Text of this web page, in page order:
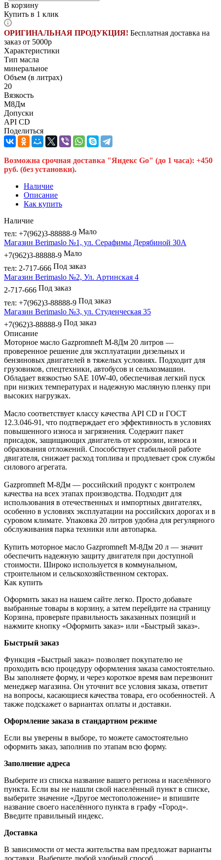
В корзину
Купить в 1 клик
ОРИГИНАЛЬНАЯ ПРОДУКЦИЯ! Бесплатная доставка на
заказ от 5000р
Характеристики
Тип масла
минеральное
Объем (в литрах)
20
Вязкость
М8Дм
Допуски
API CD
Поделиться
Возможна срочная доставка "Яндекс Go" (до 1 часа): +450
руб. (без установки).
Наличие
Описание
Как купить
Наличие
тел: +7(962)3-88888-9 Мало
Магазин Berimaslo №1, ул. Серафимы Дерябиной 30А
+7(962)3-88888-9 Мало
тел: 2-717-666 Под заказ
Магазин Berimaslo №2, Ул. Артинская 4
2-717-666 Под заказ
тел: +7(962)3-88888-9 Под заказ
Магазин Berimaslo №3, ул. Студенческая 35
+7(962)3-88888-9 Под заказ
Описание
Моторное масло Gazpromneft М-8Дм 20 литров —
проверенное решение для эксплуатации дизельных и
бензиновых двигателей в тяжелых условиях. Подходит для
грузовиков, спецтехники, автобусов и сельхозмашин.
Обладает вязкостью SAE 10W-40, обеспечивая легкий пуск
при низких температурах и надежную масляную пленку при
высоких нагрузках.
Масло соответствует классу качества API CD и ГОСТ
12.3.046-91, что подтверждает его эффективность в условиях
повышенного износа и загрязнения. Содержит пакет
присадок, защищающих двигатель от коррозии, износа и
образования отложений. Способствует стабильной работе
двигателя, снижает расход топлива и продлевает срок службы
силового агрегата.
Gazpromneft М-8Дм — российский продукт с контролем
качества на всех этапах производства. Подходит для
использования в отечественных и импортных двигателях,
особенно в условиях эксплуатации на российских дорогах и в
суровом климате. Упаковка 20 литров удобна для регулярного
обслуживания парка техники или автопарка.
Купить моторное масло Gazpromneft М-8Дм 20 л — значит
обеспечить надежную защиту двигателя при доступной
стоимости. Широко используется в коммунальном,
строительном и сельскохозяйственном секторах.
Как купить
Оформить заказ на нашем сайте легко. Просто добавьте
выбранные товары в корзину, а затем перейдите на страницу
Корзина, проверьте правильность заказанных позиций и
нажмите кнопку «Оформить заказ» или «Быстрый заказ».
Быстрый заказ
Функция «Быстрый заказ» позволяет покупателю не
проходить всю процедуру оформления заказа самостоятельно.
Вы заполняете форму, и через короткое время вам перезвонит
менеджер магазина. Он уточнит все условия заказа, ответит
на вопросы, касающиеся качества товара, его особенностей. А
также подскажет о вариантах оплаты и доставки.
Оформление заказа в стандартном режиме
Если вы уверены в выборе, то можете самостоятельно
оформить заказ, заполнив по этапам всю форму.
Заполнение адреса
Выберите из списка название вашего региона и населённого
пункта. Если вы не нашли свой населённый пункт в списке,
выберите значение «Другое местоположение» и впишите
название своего населённого пункта в графу «Город».
Введите правильный индекс.
Доставка
В зависимости от места жительства вам предложат варианты
доставки. Выберите любой удобный способ.